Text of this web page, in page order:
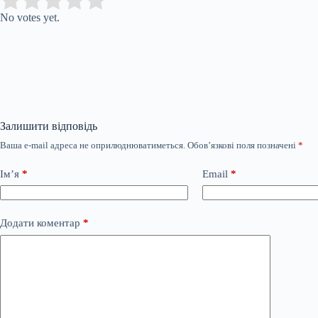
No votes yet.
Залишити відповідь
Ваша e-mail адреса не оприлюднюватиметься. Обов’язкові поля позначені *
Ім’я * Email *
Додати коментар *